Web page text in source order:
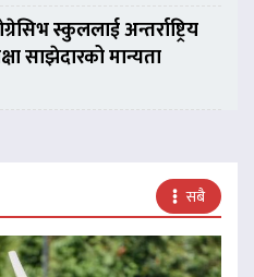
स्कुललाई अन्तर्राष्ट्रिय
साझेदारको मान्यता
सबै